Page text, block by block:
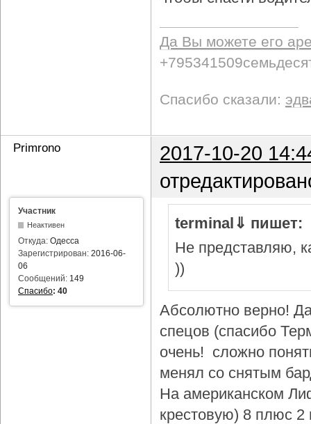
Да Вы можете его
Спасибо сказали:
Primrono
2017-10-20
Участник
Неактивен
Откуда: Одесса
Зарегистрирован: 2016-06-
06
Сообщений: 149
Спасибо: 40
terminal⇓ пишет:
Не представляю,
))
Абсолютно верно!
спецов (спасибо
очень! сложно
менял со снятым
На американском
крестовую) 8 плюс 2